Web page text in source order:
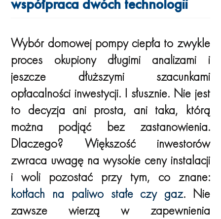
współpraca dwóch technologii
Wybór domowej pompy ciepła to zwykle
proces okupiony długimi analizami i
jeszcze dłuższymi szacunkami
opłacalności inwestycji. I słusznie. Nie jest
to decyzja ani prosta, ani taka, którą
można podjąć bez zastanowienia.
Dlaczego? Większość inwestorów
zwraca uwagę na wysokie ceny instalacji
i woli pozostać przy tym, co znane:
kotłach na paliwo stałe czy gaz. Nie
zawsze wierzą w zapewnienia